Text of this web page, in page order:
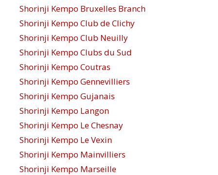
Shorinji Kempo Bruxelles Branch
Shorinji Kempo Club de Clichy
Shorinji Kempo Club Neuilly
Shorinji Kempo Clubs du Sud
Shorinji Kempo Coutras
Shorinji Kempo Gennevilliers
Shorinji Kempo Gujanais
Shorinji Kempo Langon
Shorinji Kempo Le Chesnay
Shorinji Kempo Le Vexin
Shorinji Kempo Mainvilliers
Shorinji Kempo Marseille